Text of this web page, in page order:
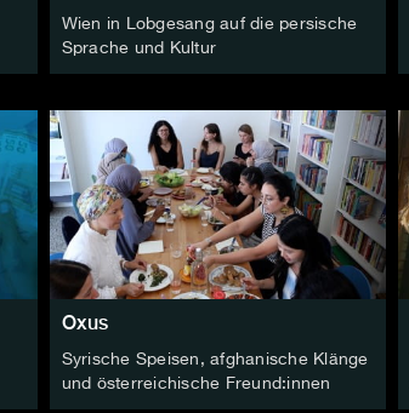
Wien in Lobgesang auf die persische
Sprache und Kultur
Oxus
Syrische Speisen, afghanische Klänge
und österreichische Freund:innen